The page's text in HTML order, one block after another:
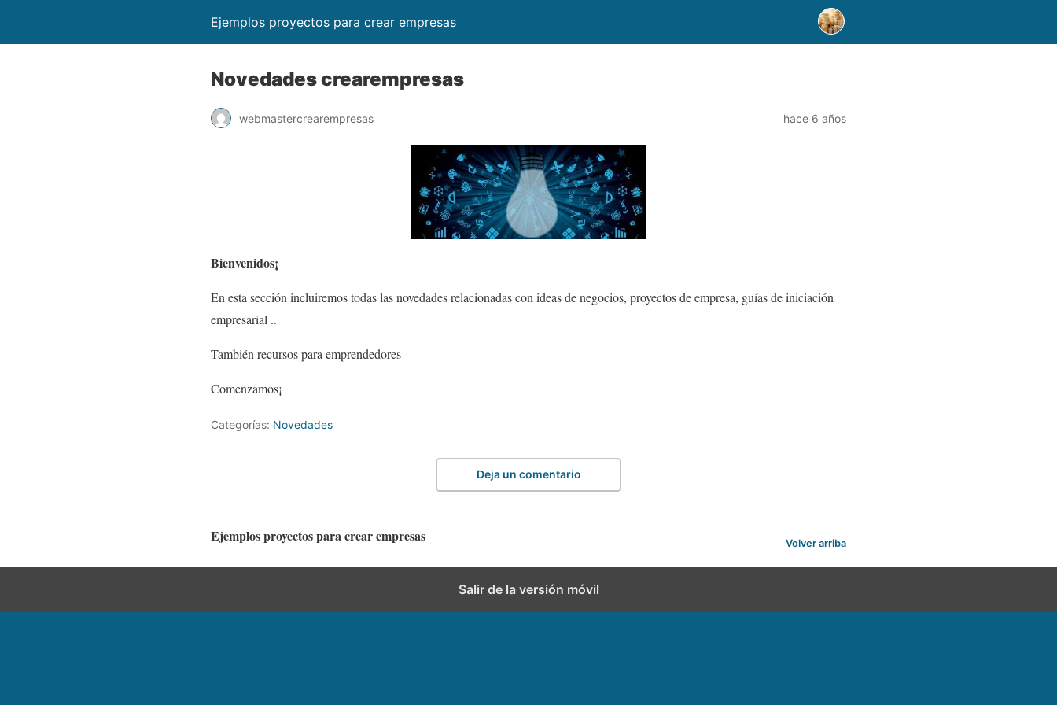
Ejemplos proyectos para crear empresas
Novedades crearempresas
webmastercrearempresas hace 6 años
Bienvenidos¡
En esta sección incluiremos todas las novedades relacionadas con ideas de negocios, proyectos de empresa, guías de iniciación
empresarial ..
También recursos para emprendedores
Comenzamos¡
Categorías: Novedades
Deja un comentario
Ejemplos proyectos para crear empresas Volver arriba
Salir de la versión móvil